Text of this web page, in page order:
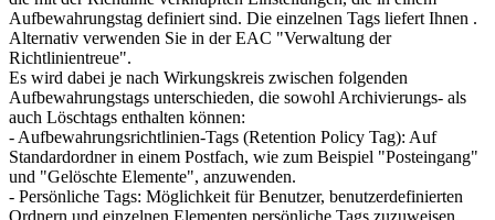
Aufbewahrungstag definiert sind. Die einzelnen Tags liefert Ihnen .
Alternativ verwenden Sie in der EAC "Verwaltung der
Richtlinientreue".
Es wird dabei je nach Wirkungskreis zwischen folgenden
Aufbewahrungstags unterschieden, die sowohl Archivierungs- als
auch Löschtags enthalten können:
- Aufbewahrungsrichtlinien-Tags (Retention Policy Tag): Auf
Standardordner in einem Postfach, wie zum Beispiel "Posteingang"
und "Gelöschte Elemente", anzuwenden.
- Persönliche Tags: Möglichkeit für Benutzer, benutzerdefinierten
Ordnern und einzelnen Elementen persönliche Tags zuzuweisen.